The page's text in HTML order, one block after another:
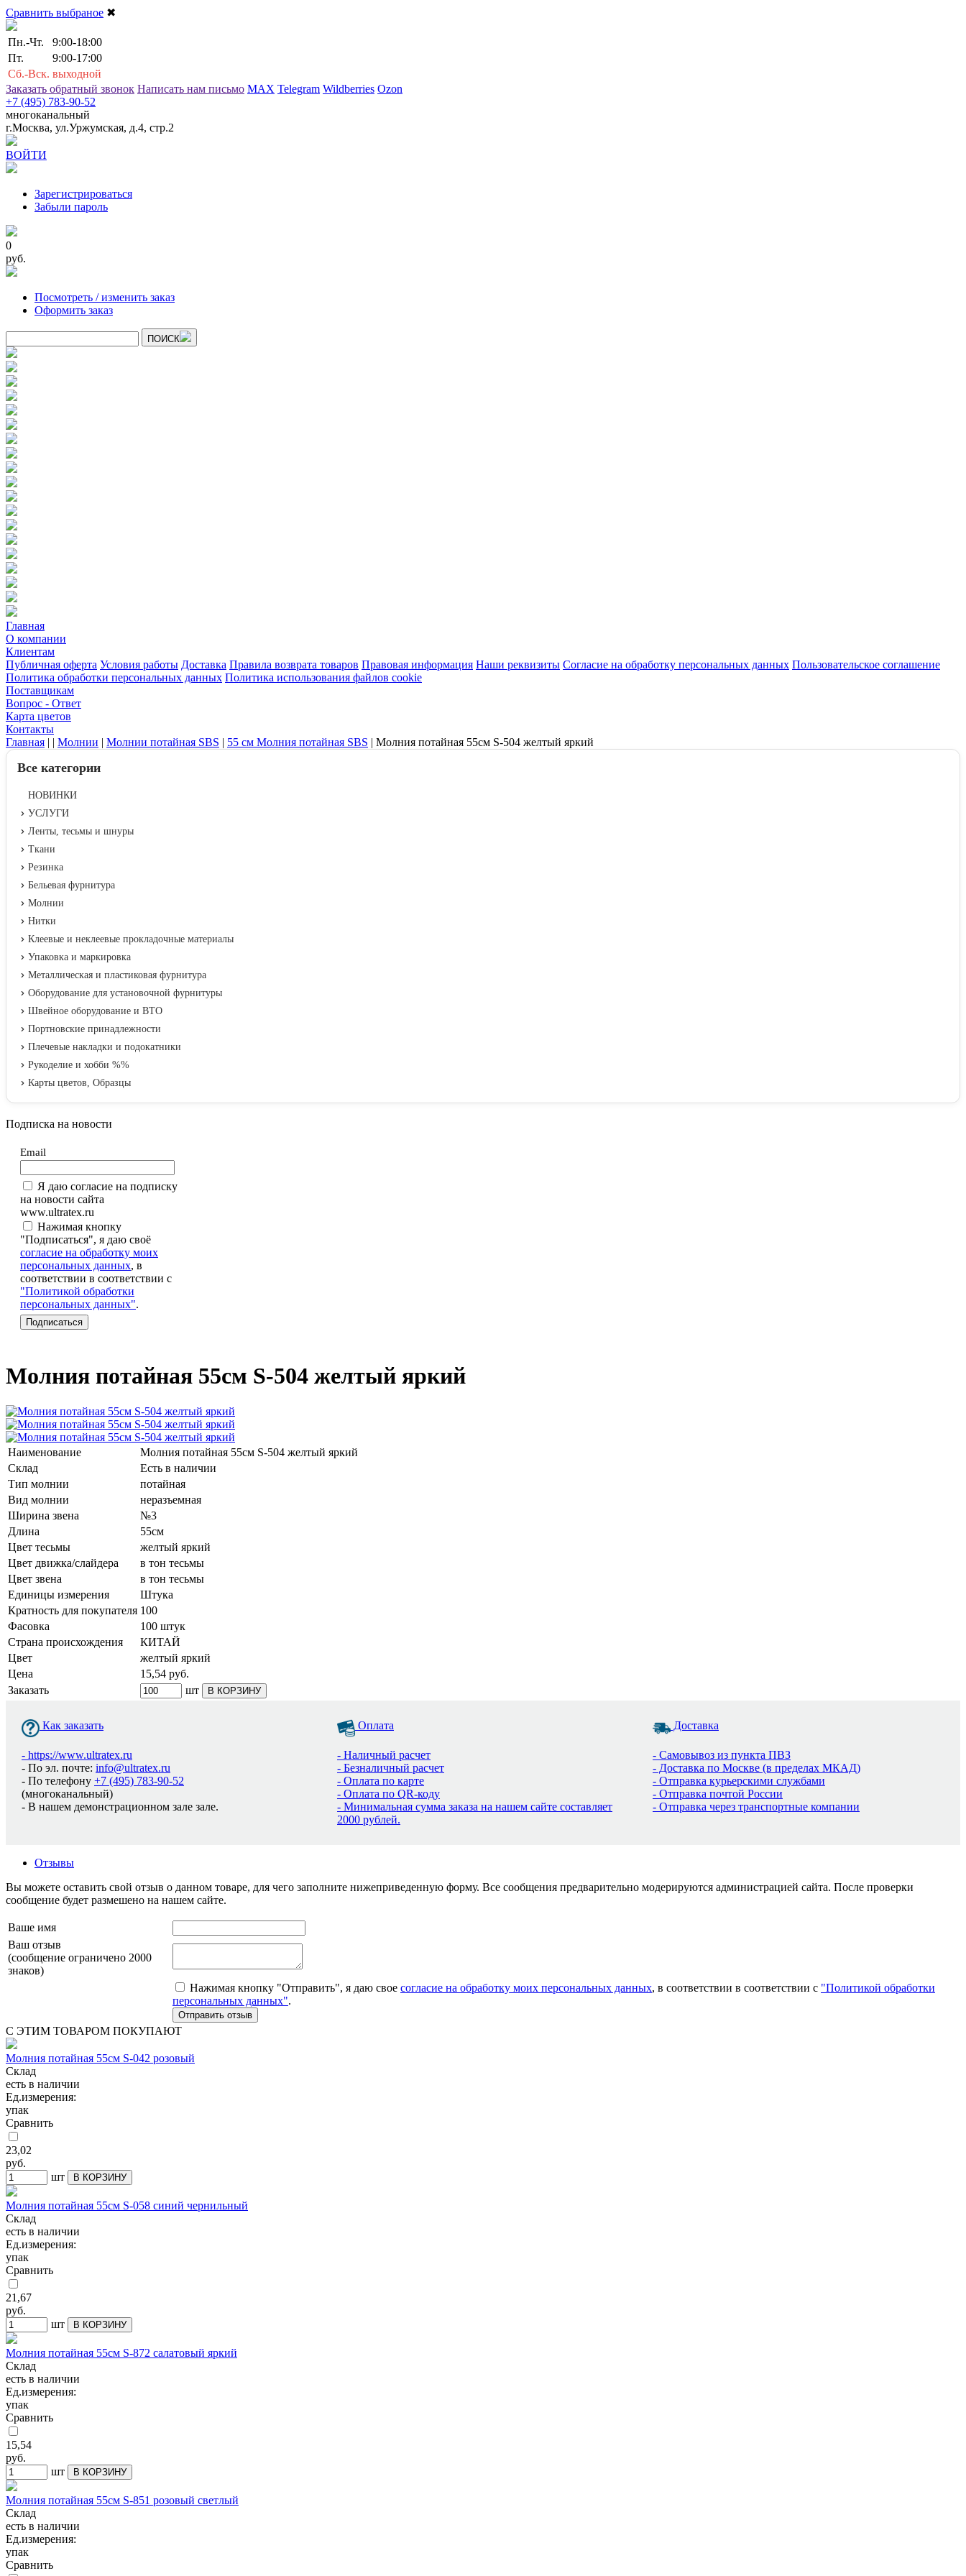
Сравнить выбраное ✖
Пн.-Чт.
9:00-18:00
Пт.
9:00-17:00
Сб.-Вск. выходной
Заказать обратный звонок Написать нам письмо MAX Telegram Wildberries Ozon
+7 (495) 783-90-52
многоканальный
г.Москва, ул.Уржумская, д.4, стр.2
ВОЙТИ
Зарегистрироваться
Забыли пароль
0
руб.
Посмотреть / изменить заказ
Оформить заказ
ПОИСК
Главная
О компании
Клиентам
Публичная оферта Условия работы Доставка Правила возврата товаров Правовая информация Наши реквизиты Согласие на обработку персональных данных Пользовательское соглашение
Политика обработки персональных данных Политика использования файлов cookie
Поставщикам
Вопрос - Ответ
Карта цветов
Контакты
Главная | | Молнии | Молнии потайная SBS | 55 см Молния потайная SBS | Молния потайная 55см S-504 желтый яркий
Все категории
НОВИНКИ
УСЛУГИ
Ленты, тесьмы и шнуры
Ткани
Резинка
Бельевая фурнитура
Молнии
Нитки
Клеевые и неклеевые прокладочные материалы
Упаковка и маркировка
Металлическая и пластиковая фурнитура
Оборудование для установочной фурнитуры
Швейное оборудование и ВТО
Портновские принадлежности
Плечевые накладки и подокатники
Рукоделие и хобби %%
Карты цветов, Образцы
Подписка на новости
Email
Я даю согласие на подписку
на новости сайта
www.ultratex.ru
Нажимая кнопку
"Подписаться", я даю своё
согласие на обработку моих
персональных данных, в
соответствии в соответствии с
"Политикой обработки
персональных данных".
Молния потайная 55см S-504 желтый яркий
Наименование
Молния потайная 55см S-504 желтый яркий
Склад
Есть в наличии
Тип молнии
потайная
Вид молнии
неразъемная
Ширина звена
№3
Длина
55см
Цвет тесьмы
желтый яркий
Цвет движка/слайдера
в тон тесьмы
Цвет звена
в тон тесьмы
Единицы измерения
Штука
Кратность для покупателя 100
Фасовка
100 штук
Страна происхождения
КИТАЙ
Цвет
желтый яркий
Цена
15,54 руб.
Заказать
шт В КОРЗИНУ
Как заказать
- https://www.ultratex.ru
- По эл. почте: info@ultratex.ru
- По телефону +7 (495) 783-90-52
(многоканальный)
- В нашем демонстрационном зале зале.
Оплата
- Наличный расчет
- Безналичный расчет
- Оплата по карте
- Оплата по QR-коду
- Минимальная сумма заказа на нашем сайте составляет
2000 рублей.
Доставка
- Самовывоз из пункта ПВЗ
- Доставка по Москве (в пределах МКАД)
- Отправка курьерскими службами
- Отправка почтой России
- Отправка через транспортные компании
Отзывы
Вы можете оставить свой отзыв о данном товаре, для чего заполните нижеприведенную форму. Все сообщения предварительно модерируются администрацией сайта. После проверки
сообщение будет размешено на нашем сайте.
Ваше имя
Ваш отзыв
(сообщение ограничено 2000
знаков)
Нажимая кнопку "Отправить", я даю свое согласие на обработку моих персональных данных, в соответствии в соответствии с "Политикой обработки
персональных данных".
С ЭТИМ ТОВАРОМ ПОКУПАЮТ
Молния потайная 55см S-042 розовый
Склад
есть в наличии
Ед.измерения:
упак
Сравнить
23,02
руб.
шт
В КОРЗИНУ
Молния потайная 55см S-058 синий чернильный
Склад
есть в наличии
Ед.измерения:
упак
Сравнить
21,67
руб.
шт
В КОРЗИНУ
Молния потайная 55см S-872 салатовый яркий
Склад
есть в наличии
Ед.измерения:
упак
Сравнить
15,54
руб.
шт
В КОРЗИНУ
Молния потайная 55см S-851 розовый светлый
Склад
есть в наличии
Ед.измерения:
упак
Сравнить